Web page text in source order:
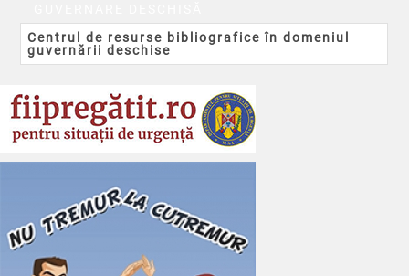
Centrul de resurse bibliografice în domeniul
guvernării deschise